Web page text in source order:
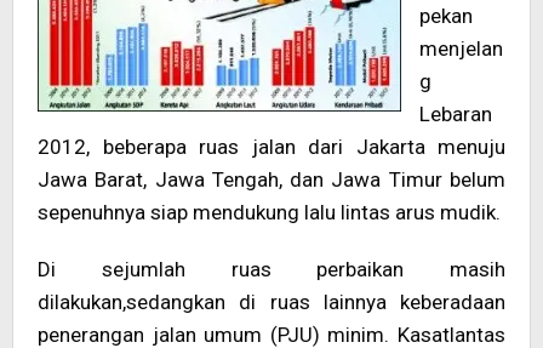
>
pekan
menjelan
g
Lebaran
2012, beberapa ruas jalan dari Jakarta menuju
Jawa Barat, Jawa Tengah, dan Jawa Timur belum
sepenuhnya siap mendukung lalu lintas arus mudik.
Di sejumlah ruas perbaikan masih
dilakukan,sedangkan di ruas lainnya keberadaan
penerangan jalan umum (PJU) minim. Kasatlantas